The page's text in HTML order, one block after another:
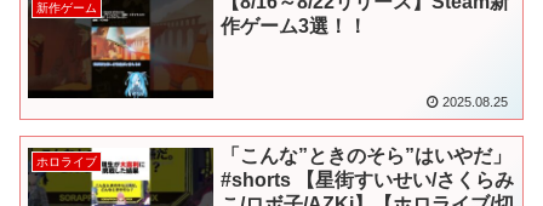
新作ゲーム
作ゲーム3選！！
2025.08.25
ホロライブ
「こんな”ときのそら”はいやだ」
#shorts 【星街すいせい/さくらみ